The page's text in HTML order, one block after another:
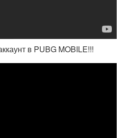
в PUBG MOBILE!!!